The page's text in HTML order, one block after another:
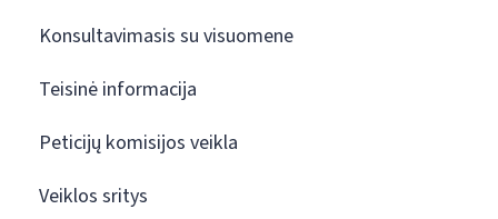
Konsultavimasis su visuomene
Teisinė informacija
Peticijų komisijos veikla
Veiklos sritys